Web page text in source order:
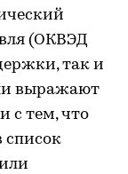
(ОКВЭД
так и
выражают
с тем, что
список